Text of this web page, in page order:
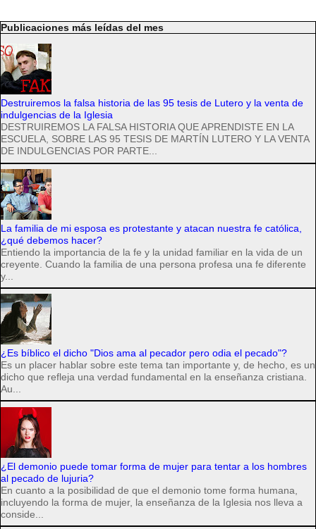
Publicaciones más leídas del mes
Destruiremos la falsa historia de las 95 tesis de Lutero y la venta de
indulgencias de la Iglesia
DESTRUIREMOS LA FALSA HISTORIA QUE APRENDISTE EN LA
ESCUELA, SOBRE LAS 95 TESIS DE MARTÍN LUTERO Y LA VENTA
DE INDULGENCIAS POR PARTE...
La familia de mi esposa es protestante y atacan nuestra fe católica,
¿qué debemos hacer?
Entiendo la importancia de la fe y la unidad familiar en la vida de un
creyente. Cuando la familia de una persona profesa una fe diferente
y...
¿Es bíblico el dicho "Dios ama al pecador pero odia el pecado"?
Es un placer hablar sobre este tema tan importante y, de hecho, es un
dicho que refleja una verdad fundamental en la enseñanza cristiana.
Au...
¿El demonio puede tomar forma de mujer para tentar a los hombres
al pecado de lujuria?
En cuanto a la posibilidad de que el demonio tome forma humana,
incluyendo la forma de mujer, la enseñanza de la Iglesia nos lleva a
conside...